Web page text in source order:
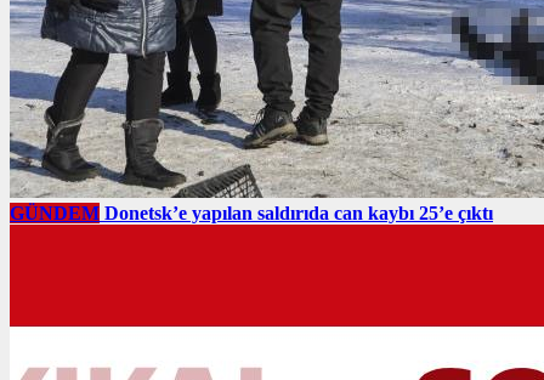
GÜNDEM Donetsk’e yapılan saldırıda can kaybı 25’e çıktı